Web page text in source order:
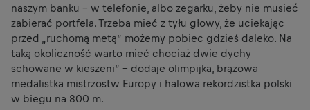
naszym banku – w telefonie, albo zegarku, żeby nie musieć
zabierać portfela. Trzeba mieć z tyłu głowy, że uciekając
przed „ruchomą metą” możemy pobiec gdzieś daleko. Na
taką okoliczność warto mieć chociaż dwie dychy
schowane w kieszeni” – dodaje olimpijka, brązowa
medalistka mistrzostw Europy i halowa rekordzistka polski
w biegu na 800 m.